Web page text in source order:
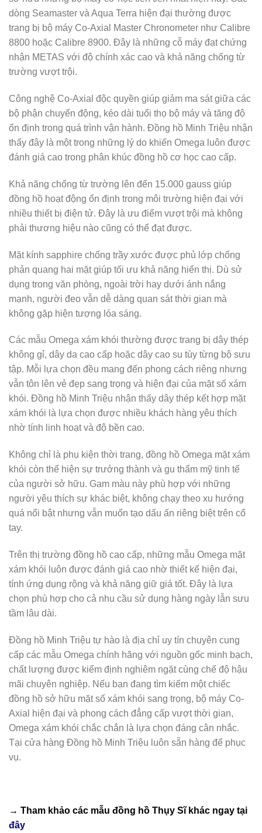
dòng Seamaster và Aqua Terra hiện đại thường được
trang bị bộ máy Co-Axial Master Chronometer như Calibre
8800 hoặc Calibre 8900. Đây là những cỗ máy đạt chứng
nhận METAS với độ chính xác cao và khả năng chống từ
trường vượt trội.
Công nghệ Co-Axial độc quyền giúp giảm ma sát giữa các
bộ phận chuyển động, kéo dài tuổi thọ bộ máy và tăng độ
ổn định trong quá trình vận hành. Đồng hồ Minh Triệu nhận
thấy đây là một trong những lý do khiến Omega luôn được
đánh giá cao trong phân khúc đồng hồ cơ học cao cấp.
Khả năng chống từ trường lên đến 15.000 gauss giúp
đồng hồ hoạt động ổn định trong môi trường hiện đại với
nhiều thiết bị điện tử. Đây là ưu điểm vượt trội mà không
phải thương hiệu nào cũng có thể đạt được.
Mặt kính sapphire chống trầy xước được phủ lớp chống
phản quang hai mặt giúp tối ưu khả năng hiển thị. Dù sử
dụng trong văn phòng, ngoài trời hay dưới ánh nắng
mạnh, người đeo vẫn dễ dàng quan sát thời gian mà
không gặp hiện tượng lóa sáng.
Các mẫu Omega xám khói thường được trang bị dây thép
không gỉ, dây da cao cấp hoặc dây cao su tùy từng bộ sưu
tập. Mỗi lựa chọn đều mang đến phong cách riêng nhưng
vẫn tôn lên vẻ đẹp sang trọng và hiện đại của mặt số xám
khói. Đồng hồ Minh Triệu nhận thấy dây thép kết hợp mặt
xám khói là lựa chọn được nhiều khách hàng yêu thích
nhờ tính linh hoạt và độ bền cao.
Không chỉ là phụ kiện thời trang, đồng hồ Omega mặt xám
khói còn thể hiện sự trưởng thành và gu thẩm mỹ tinh tế
của người sở hữu. Gam màu này phù hợp với những
người yêu thích sự khác biệt, không chạy theo xu hướng
quá nổi bật nhưng vẫn muốn tạo dấu ấn riêng biệt trên cổ
tay.
Trên thị trường đồng hồ cao cấp, những mẫu Omega mặt
xám khói luôn được đánh giá cao nhờ thiết kế hiện đại,
tính ứng dụng rộng và khả năng giữ giá tốt. Đây là lựa
chọn phù hợp cho cả nhu cầu sử dụng hàng ngày lẫn sưu
tầm lâu dài.
Đồng hồ Minh Triệu tự hào là địa chỉ uy tín chuyên cung
cấp các mẫu Omega chính hãng với nguồn gốc minh bạch,
chất lượng được kiểm định nghiêm ngặt cùng chế độ hậu
mãi chuyên nghiệp. Nếu bạn đang tìm kiếm một chiếc
đồng hồ sở hữu mặt số xám khói sang trọng, bộ máy Co-
Axial hiện đại và phong cách đẳng cấp vượt thời gian,
Omega xám khói chắc chắn là lựa chọn đáng cân nhắc.
Tại cửa hàng Đồng hồ Minh Triệu luôn sẵn hàng để phục
vụ.
→ Tham khảo các mẫu đồng hồ Thụy Sĩkhác ngay tại
đây